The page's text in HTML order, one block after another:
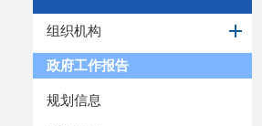
组织机构
政府工作报告
规划信息